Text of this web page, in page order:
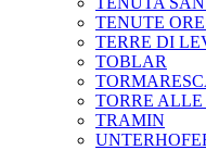
TENUTE
TERRE DI
TOBLAR
TORRE ALLE
TRAMIN